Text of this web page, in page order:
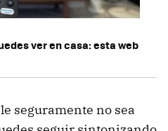
ver en casa: esta web
seguramente no sea